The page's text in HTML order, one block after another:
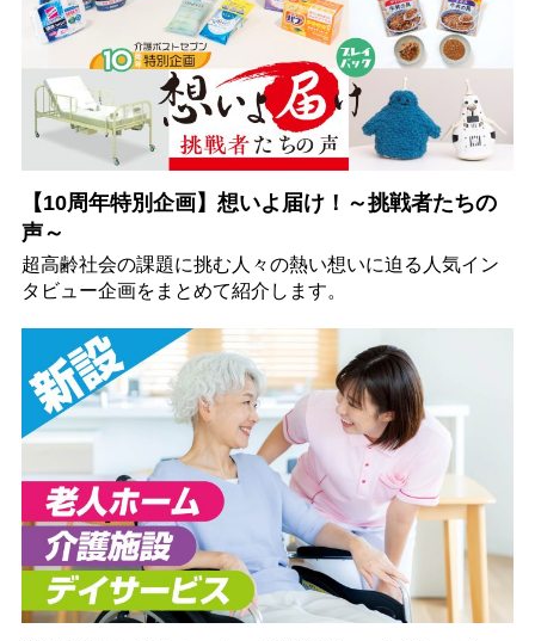
【10周年特別企画】想いよ届け！～挑戦者たちの
声～
超高齢社会の課題に挑む人々の熱い想いに迫る人気イン
タビュー企画をまとめて紹介します。